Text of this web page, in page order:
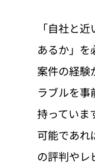
「自社と
あるか」を
案件の経験
ラブルを事
持っていま
可能であれ
の評判やレ